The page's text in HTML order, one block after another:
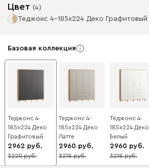
Цвет (4)
Теджонс 4-185x224 Деко Графитовый
Базовая коллекция
Теджонс 4-
185x224 Деко
Графитовый
2962
8
3220
Теджонс 4-
185x224 Деко
Латте
2960
8
3218
Теджонс 4-
185x224 Деко
Белый
2960
8
3218